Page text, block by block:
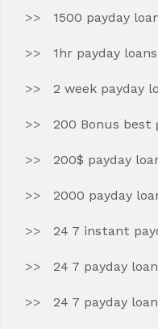
1500 payday
1hr payday loans
2 week payday
200 Bonus best
200$ payday
2000 payday
24 7 instant
24 7 payday
24 7 payday